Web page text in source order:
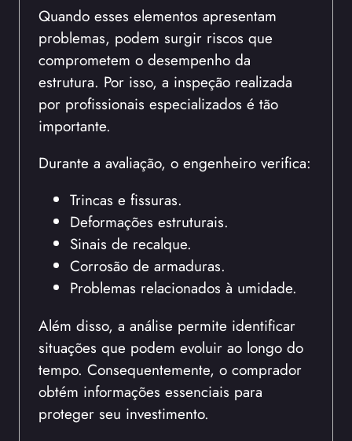
Quando esses elementos apresentam
problemas, podem surgir riscos que
comprometem o desempenho da
estrutura. Por isso, a inspeção realizada
por profissionais especializados é tão
importante.
Durante a avaliação, o engenheiro verifica:
Trincas e fissuras.
Deformações estruturais.
Sinais de recalque.
Corrosão de armaduras.
Problemas relacionados à umidade.
Além disso, a análise permite identificar
situações que podem evoluir ao longo do
tempo. Consequentemente, o comprador
obtém informações essenciais para
proteger seu investimento.